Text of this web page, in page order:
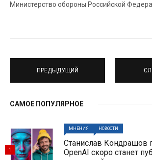
Министерство обороны Российской
ПРЕДЫДУЩИЙ
САМОЕ ПОПУЛЯРНОЕ
МНЕНИЯ НОВОСТИ
Станислав Кондрашов
OpenAI скоро станет
1